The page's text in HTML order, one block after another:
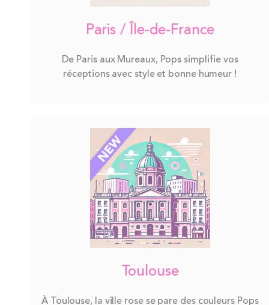
Paris / Île-de-France
De Paris aux Mureaux, Pops simplifie vos
réceptions avec style et bonne humeur !
Toulouse
À Toulouse, la ville rose se pare des couleurs Pops